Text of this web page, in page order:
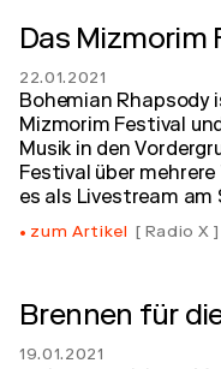
Das Mizmorim
22.01.2021
Bohemian Rhapsody
Mizmorim Festival
Musik in den
Festival über
es als Livestream
zum Artikel Radio X
Brennen für
19.01.2021